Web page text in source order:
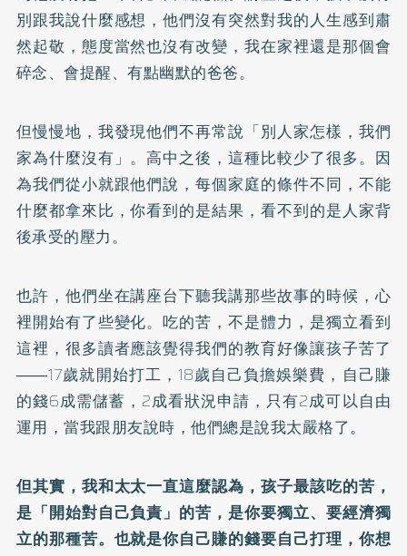
別跟我說什麼感想，他們沒有突然對我的人生感到肅
然起敬，態度當然也沒有改變，我在家裡還是那個會
碎念、會提醒、有點幽默的爸爸。
但慢慢地，我發現他們不再常說「別人家怎樣，我們
家為什麼沒有」。高中之後，這種比較少了很多。因
為我們從小就跟他們說，每個家庭的條件不同，不能
什麼都拿來比，你看到的是結果，看不到的是人家背
後承受的壓力。
也許，他們坐在講座台下聽我講那些故事的時候，心
裡開始有了些變化。吃的苦，不是體力，是獨立看到
這裡，很多讀者應該覺得我們的教育好像讓孩子苦了
――17歲就開始打工，18歲自己負擔娛樂費，自己賺
的錢6成需儲蓄，2成看狀況申請，只有2成可以自由
運用，當我跟朋友說時，他們總是說我太嚴格了。
但其實，我和太太一直這麼認為，孩子最該吃的苦，
是「開始對自己負責」的苦，是你要獨立、要經濟獨
立的那種苦。也就是你自己賺的錢要自己打理，你想